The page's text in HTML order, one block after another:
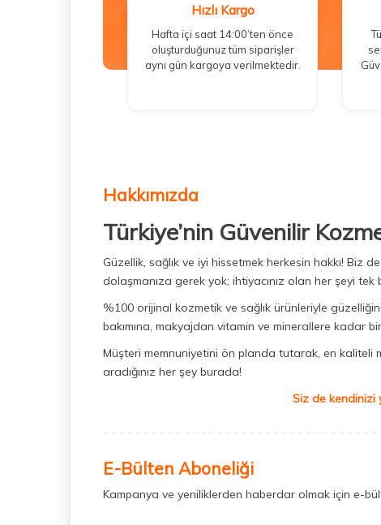
Hızlı Kargo
Hafta içi saat 14:00’ten önce
oluşturduğunuz tüm siparişler
aynı gün kargoya verilmektedir.
Hakkımızda
Türkiye’nin Güvenilir
Güzellik, sağlık ve iyi hissetmek herkesin hakkı! Biz
dolaşmanıza gerek yok; ihtiyacınız olan her şeyi tek
%100 orijinal kozmetik ve sağlık ürünleriyle
bakımına, makyajdan vitamin ve minerallere kadar
Müşteri memnuniyetini ön planda tutarak, en kaliteli
aradığınız her şey burada!
Siz de kendinizi
E-Bülten Aboneliği
Kampanya ve yeniliklerden haberdar olmak için e-